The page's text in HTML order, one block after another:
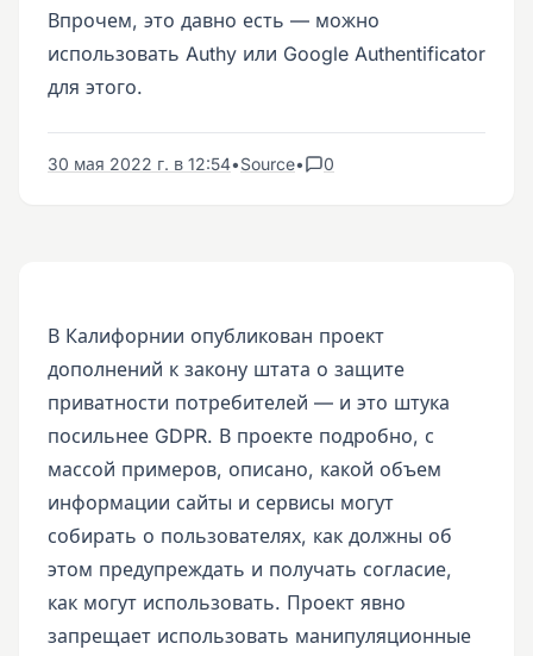
Впрочем, это давно есть — можно
использовать Authy или Google Authentificator
для этого.
30 мая 2022 г. в 12:54•Source• 0
В Калифорнии опубликован проект
дополнений к закону штата о защите
приватности потребителей — и это штука
посильнее GDPR. В проекте подробно, с
массой примеров, описано, какой объем
информации сайты и сервисы могут
собирать о пользователях, как должны об
этом предупреждать и получать согласие,
как могут использовать. Проект явно
запрещает использовать манипуляционные